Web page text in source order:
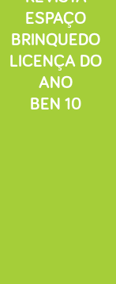
ESPAÇO
BRINQUEDO
LICENÇA DO
ANO
BEN 10